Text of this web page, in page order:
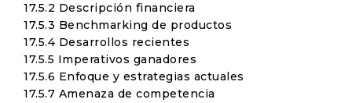
17.5.2 Descripción financiera
17.5.3 Benchmarking de productos
17.5.4 Desarrollos recientes
17.5.5 Imperativos ganadores
17.5.6 Enfoque y estrategias actuales
17.5.7 Amenaza de competencia